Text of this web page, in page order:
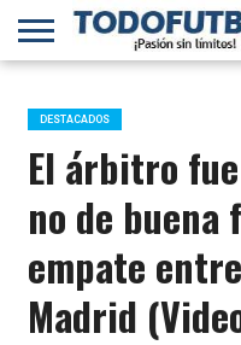
PRIMERA
B
SELECCIÓN
CHILENA
CHILENOS
EN EL
MUNDO
FÚTBOL
INTERNACIONAL
DESTACADOS
El árbitro
no de buena
empate
Madrid